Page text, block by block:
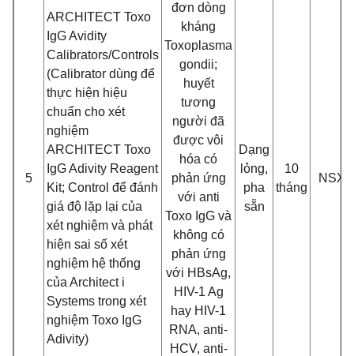
5
ARCHITECT Toxo
IgG Avidity
Calibrators/Controls
(Calibrator dùng để
thực hiện hiệu
chuẩn cho xét
nghiệm
ARCHITECT Toxo
IgG Adivity Reagent
Kit; Control để đánh
giá độ lặp lại của
xét nghiệm và phát
hiện sai số xét
nghiệm hệ thống
của Architect i
Systems trong xét
nghiệm Toxo IgG
Adivity)
đơn dòng
kháng
Toxoplasma
gondii;
huyết
tương
người đã
được vôi
hóa có
phản ứng
với anti
Toxo IgG và
không có
phản ứng
với HBsAg,
HIV-1 Ag
hay HIV-1
RNA, anti-
HCV, anti-
Dạng
lỏng,
pha
sẵn
10
tháng
NSX